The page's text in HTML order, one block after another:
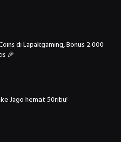
di Lapakgaming, Bonus 2.000
🎉
Jago hemat 50ribu!